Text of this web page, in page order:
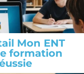
Mon ENT
formation